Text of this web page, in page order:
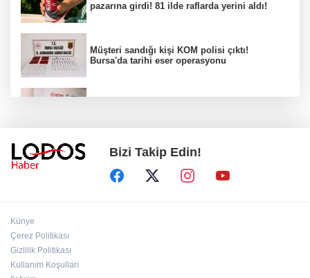
pazarına girdi! 81 ilde raflarda yerini aldı!
Müşteri sandığı kişi KOM polisi çıktı!
Bursa'da tarihi eser operasyonu
Yıldırım Belediyesi'nden uluslararası
geleceğe taşınacak!
Bizi Takip Edin!
Künye
Çerez Politikası
Gizlilik Politikası
Kullanım Koşulları